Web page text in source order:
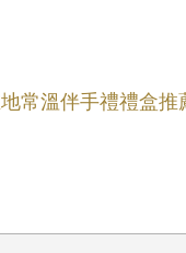
常溫伴手禮禮盒推